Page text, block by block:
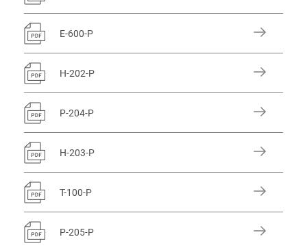
E-600-P
H-202-P
P-204-P
H-203-P
T-100-P
P-205-P